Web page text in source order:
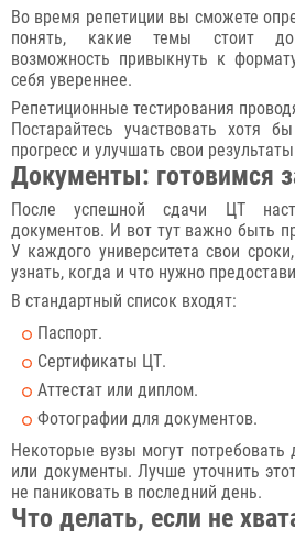
Во время репетиции вы сможете
понять, какие темы стоит
возможность привыкнуть к
себя увереннее.
Репетиционные тестирования
Постарайтесь участвовать хотя
прогресс и улучшать свои
Документы: готовимся
После успешной сдачи ЦТ
документов. И вот тут важно быть
У каждого университета свои
узнать, когда и что нужно
В стандартный список входят:
Паспорт.
Сертификаты ЦТ.
Аттестат или диплом.
Фотографии для документов.
Некоторые вузы могут потребовать
или документы. Лучше уточнить
не паниковать в последний день.
Что делать, если не